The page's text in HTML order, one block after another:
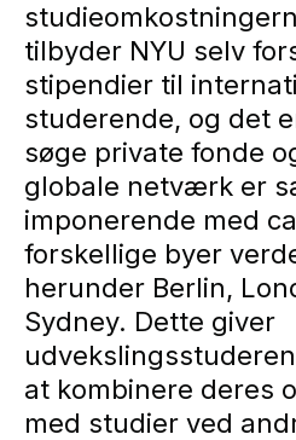
tilbyder NYU selv
stipendier til
studerende, og det
søge private fonde
globale netværk er
imponerende med
forskellige byer
herunder Berlin,
Sydney. Dette giver
at kombinere deres
med studier ved